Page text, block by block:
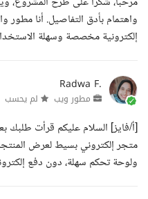
واهتمام بأدق التفاصيل. أنا
إلكترونية مخصصة وسهلة
Radwa F.
مطور ويب لم يحسب
[أ/فايز] السلام عليكم قرأت طلبك
متجر إلكتروني بسيط لعرض
ولوحة تحكم سهلة، دون دفع